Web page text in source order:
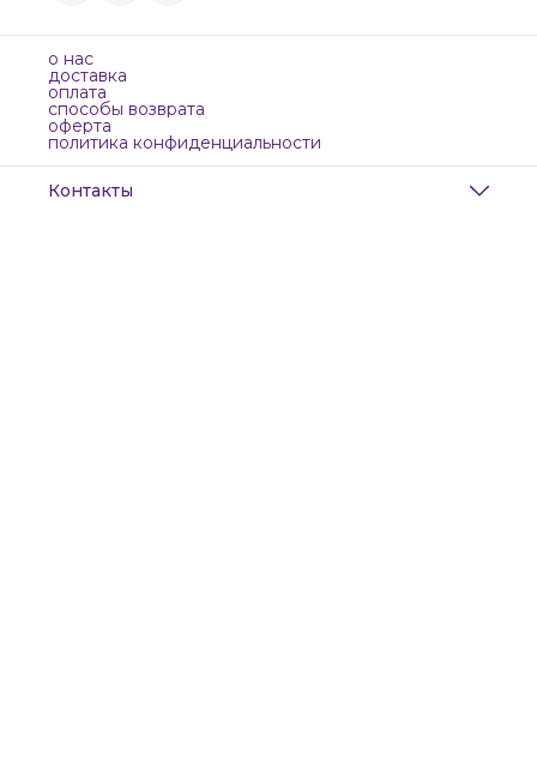
о нас
доставка
оплата
способы возврата
оферта
политика конфиденциальности
Контакты